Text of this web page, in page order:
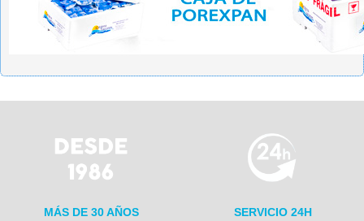
MÁS DE 30 AÑOS SERVICIO 24H